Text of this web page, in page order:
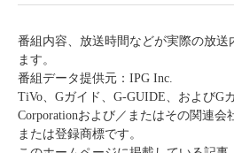
番組内容、放送時間などが実際の放送
ます。
番組データ提供元：IPG Inc.
TiVo、Gガイド、G-GUIDE、およびG
Corporationおよび／またはその関連会
または登録商標です。